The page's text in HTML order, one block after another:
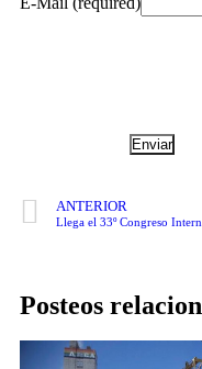
ANTERIOR
Llega el 33º Congreso
Posteos